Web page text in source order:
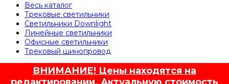
Весь каталог
Трековые светильники
Светильники Downlight
Линейные светильники
Офисные светильники
Трековый шинопровод
ВНИМАНИЕ! Цены находятся на